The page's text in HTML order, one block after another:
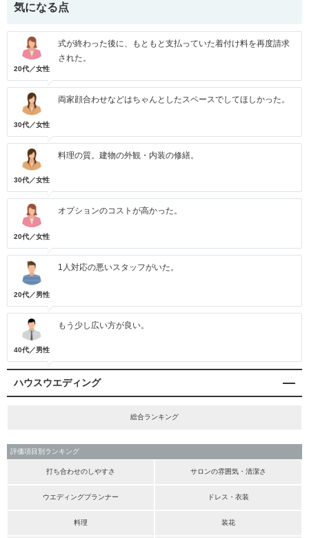
気になる点
20代／女性
式が終わった後に、もともと支払っていた着付け料を再度請求
された。
30代／女性
両家顔合わせなどはちゃんとしたスペースでしてほしかった。
30代／女性
料理の質。建物の外観・内装の修繕。
20代／女性
オプションのコストが高かった。
20代／男性
1人対応の悪いスタッフがいた。
40代／男性
もう少し広い方が良い。
ハウスウエディング
総合ランキング
評価項目別ランキング
打ち合わせのしやすさ サロンの雰囲気・清潔さ
ウエディングプランナー ドレス・衣装
料理 装花